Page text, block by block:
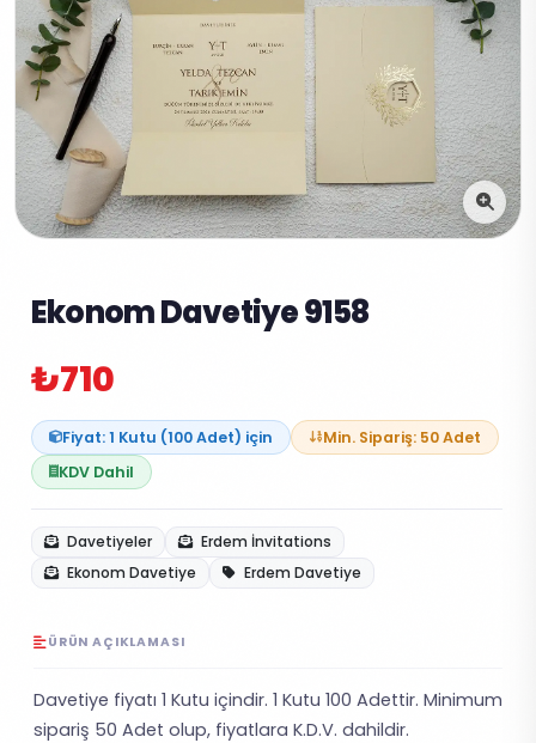
Ekonom Davetiye 9158
₺710
Fiyat: 1 Kutu (100 Adet) için
Min. Sipariş: 50 Adet
KDV Dahil
Davetiyeler
Erdem İnvitations
Ekonom Davetiye
Erdem Davetiye
ÜRÜN AÇIKLAMASI
Davetiye fiyatı 1 Kutu içindir. 1 Kutu 100 Adettir. Minimum
sipariş 50 Adet olup, fiyatlara K.D.V. dahildir.